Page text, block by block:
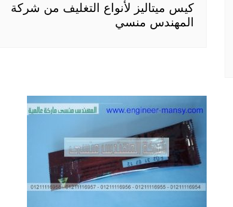
كيس ميتاليز لأنواع التغليف من شركة
المهندس منسي